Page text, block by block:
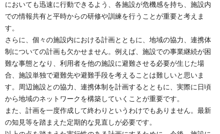
においても迅速に行動できるよう、各施設が危機感を持ち、施設内
での情報共有と平時からの研修や訓練を行うことが重要と考えま
す。
さらに、個々の施設内における計画とともに、地域の協力、連携体
制についての計画も欠かせません。例えば、施設での事業継続が困
難な事態となり、利用者を他の施設に避難させる必要が生じた場
合、施設単独で避難先や避難手段を考えることは難しいと思いま
す。周辺施設との協力、連携体制を計画するとともに、実際に日頃
から地域のネットワークを構築していくことが重要です。
また、計画を一度作成して終わりというわけでもありません。最新
の知見等を踏まえた定期的な見直しが必要です。